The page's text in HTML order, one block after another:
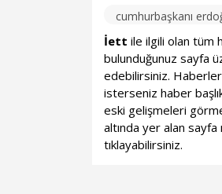
cumhurbaşkanı
İett ile ilgili olan tüm
bulunduğunuz sayfa
edebilirsiniz.
isterseniz haber
eski gelişmeleri
altında yer alan sayfa
tıklayabilirsiniz.